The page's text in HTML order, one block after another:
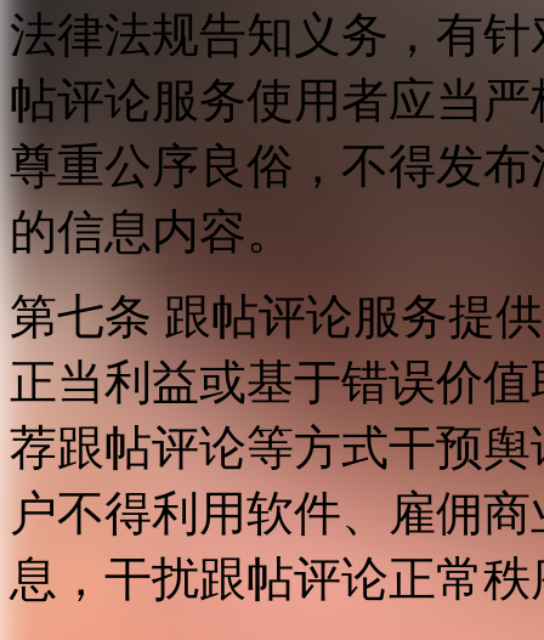
法律法规告知义务，有
帖评论服务使用者应当
尊重公序良俗，不得发
的信息内容。
第七条 跟帖评论服务提
正当利益或基于错误价
荐跟帖评论等方式干预
户不得利用软件、雇佣
息，干扰跟帖评论正常